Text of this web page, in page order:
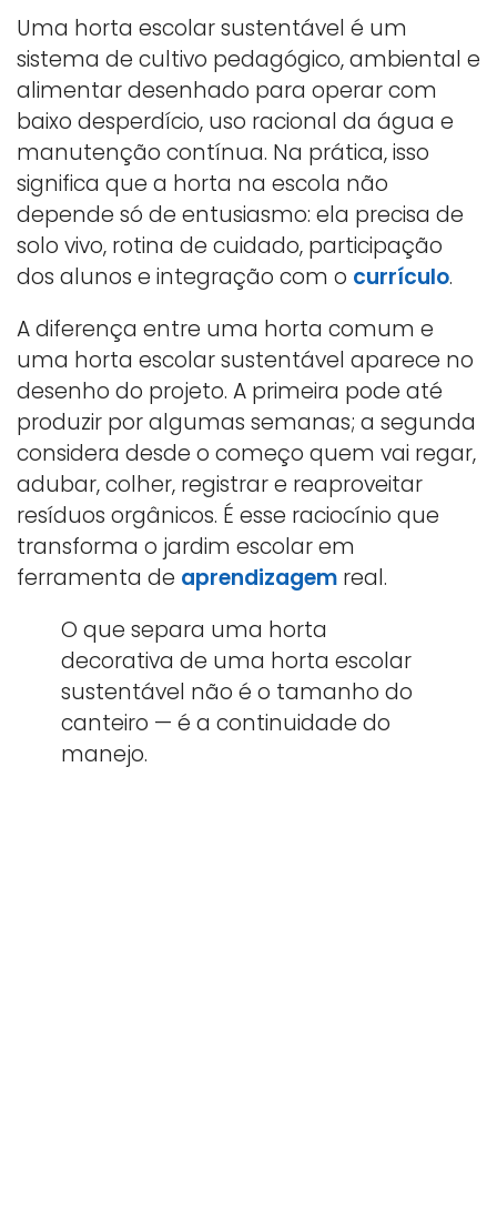
Uma horta escolar sustentável é um
sistema de cultivo pedagógico, ambiental e
alimentar desenhado para operar com
baixo desperdício, uso racional da água e
manutenção contínua. Na prática, isso
significa que a horta na escola não
depende só de entusiasmo: ela precisa de
solo vivo, rotina de cuidado, participação
dos alunos e integração com o currículo.
A diferença entre uma horta comum e
uma horta escolar sustentável aparece no
desenho do projeto. A primeira pode até
produzir por algumas semanas; a segunda
considera desde o começo quem vai regar,
adubar, colher, registrar e reaproveitar
resíduos orgânicos. É esse raciocínio que
transforma o jardim escolar em
ferramenta de aprendizagem real.
O que separa uma horta
decorativa de uma horta escolar
sustentável não é o tamanho do
canteiro — é a continuidade do
manejo.